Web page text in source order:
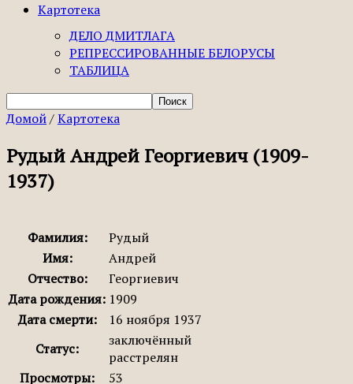
Картотека
ДЕЛО ДМИТЛАГА
РЕПРЕССИРОВАННЫЕ БЕЛОРУСЫ
ТАБЛИЦА
Домой/Картотека
Рудый Андрей Георгиевич (1909-
1937)
Фамилия:
Рудый
Имя:
Андрей
Отчество:
Георгиевич
Дата рождения: 1909
Дата смерти:
16 ноября 1937
Статус:
заключённый
расстрелян
Просмотры:
53